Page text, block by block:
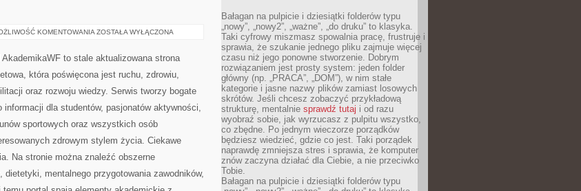
KOMENTOWANIA TRENING
ZOSTAŁA WYŁĄCZONA
AkademikaWF to stale aktualizowana strona
która poświęcona jest ruchu, zdrowiu,
oraz rozwoju wiedzy. Serwis tworzy bogate
informacji dla studentów, pasjonatów aktywności,
sportowych oraz wszystkich osób
zdrowym stylem życia. Ciekawe
Na stronie można znaleźć obszerne
mentalnego przygotowania zawodników,
Bałagan na pulpicie i dziesiątki folderów typu
„nowy”, „nowy2”, „ważne”, „do druku” to klasyka.
Taki cyfrowy miszmasz spowalnia pracę, frustruje i
sprawia, że szukanie jednego pliku zajmuje więcej
czasu niż jego ponowne stworzenie. Dobrym
rozwiązaniem jest prosty system: jeden folder
główny (np. „PRACA”, „DOM”), w nim stałe
kategorie i jasne nazwy plików zamiast losowych
skrótów. Jeśli chcesz zobaczyć przykładową
strukturę, mentalnie sprawdź tutaj i od razu
wyobraź sobie, jak wyrzucasz z pulpitu wszystko,
co zbędne. Po jednym wieczorze porządków
będziesz wiedzieć, gdzie co jest. Taki porządek
naprawdę zmniejsza stres i sprawia, że komputer
znów zaczyna działać dla Ciebie, a nie przeciwko
Tobie.
Bałagan na pulpicie i dziesiątki folderów typu